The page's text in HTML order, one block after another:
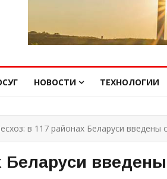
НОВОСТИ ТЕХНОЛОГИИ
в 117 районах Беларуси введены
Беларуси